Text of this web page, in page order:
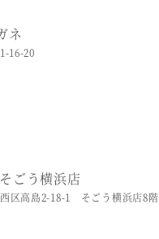
ネ
16-20
ごう横浜店
区高島2-18-1 そごう横浜店8階